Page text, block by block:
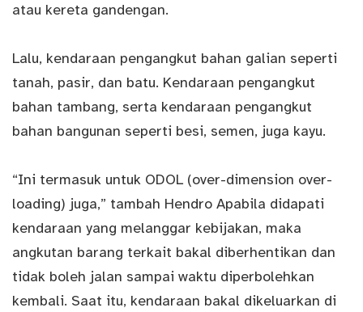
atau kereta gandengan.
Lalu, kendaraan pengangkut bahan galian seperti
tanah, pasir, dan batu. Kendaraan pengangkut
bahan tambang, serta kendaraan pengangkut
bahan bangunan seperti besi, semen, juga kayu.
“Ini termasuk untuk ODOL (over-dimension over-
loading) juga,” tambah Hendro Apabila didapati
kendaraan yang melanggar kebijakan, maka
angkutan barang terkait bakal diberhentikan dan
tidak boleh jalan sampai waktu diperbolehkan
kembali. Saat itu, kendaraan bakal dikeluarkan di